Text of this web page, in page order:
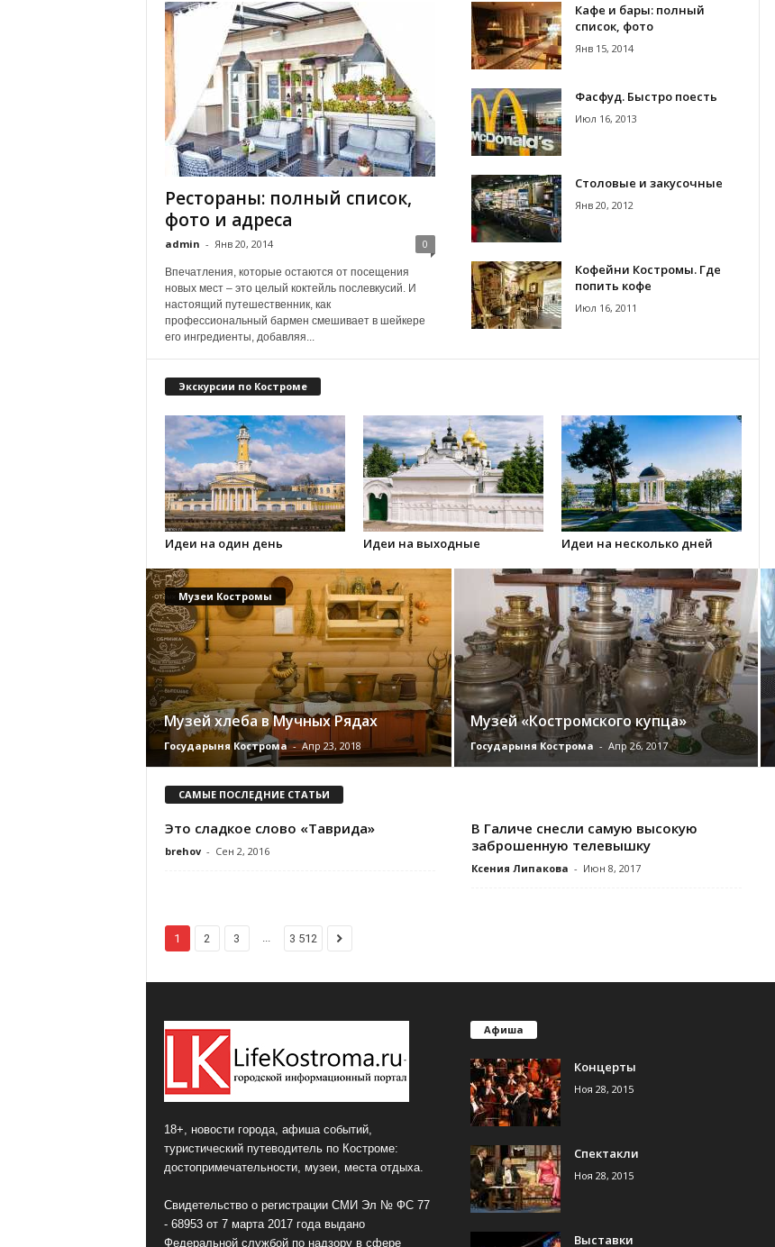
Рестораны: полный список,
фото и адреса
admin - Янв 20, 2014 0
Впечатления, которые остаются от посещения
новых мест – это целый коктейль послевкусий. И
настоящий путешественник, как
профессиональный бармен смешивает в шейкере
его ингредиенты, добавляя...
Кафе и бары: полный
список, фото
Янв 15, 2014
Фасфуд. Быстро поесть
Июл 16, 2013
Столовые и закусочные
Янв 20, 2012
Кофейни Костромы. Где
попить кофе
Июл 16, 2011
Экскурсии по Костроме
Идеи на один день Идеи на выходные Идеи на несколько дней
Музеи Костромы
Музей хлеба в Мучных Рядах
Государыня Кострома - Апр 23, 2018
Музей «Костромского купца»
Государыня Кострома - Апр 26, 2017
САМЫЕ ПОСЛЕДНИЕ СТАТЬИ
Это сладкое слово «Таврида»
brehov - Сен 2, 2016
В Галиче снесли самую высокую
заброшенную телевышку
Ксения Липакова - Июн 8, 2017
1 2 3 ... 3 512
18+, новости города, афиша событий,
туристический путеводитель по Костроме:
достопримечательности, музеи, места отдыха.
Свидетельство о регистрации СМИ Эл № ФС 77
- 68953 от 7 марта 2017 года выдано
Федеральной службой по надзору в сфере
Афиша
Концерты
Ноя 28, 2015
Спектакли
Ноя 28, 2015
Выставки